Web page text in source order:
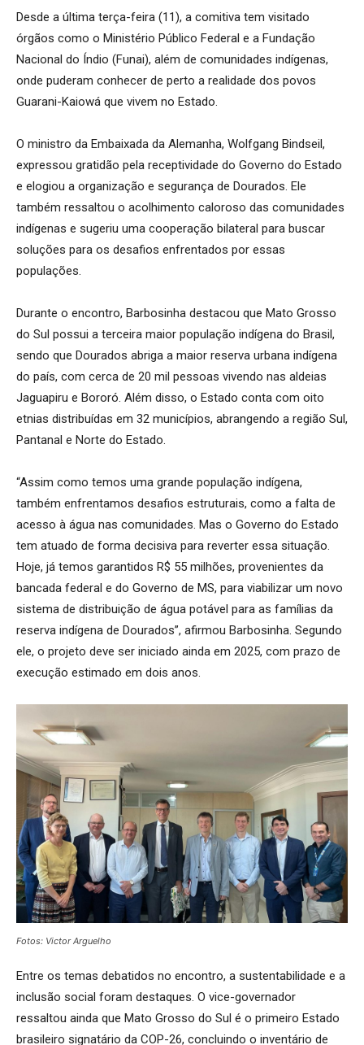
Desde a última terça-feira (11), a comitiva tem visitado
órgãos como o Ministério Público Federal e a Fundação
Nacional do Índio (Funai), além de comunidades indígenas,
onde puderam conhecer de perto a realidade dos povos
Guarani-Kaiowá que vivem no Estado.
O ministro da Embaixada da Alemanha, Wolfgang Bindseil,
expressou gratidão pela receptividade do Governo do Estado
e elogiou a organização e segurança de Dourados. Ele
também ressaltou o acolhimento caloroso das comunidades
indígenas e sugeriu uma cooperação bilateral para buscar
soluções para os desafios enfrentados por essas
populações.
Durante o encontro, Barbosinha destacou que Mato Grosso
do Sul possui a terceira maior população indígena do Brasil,
sendo que Dourados abriga a maior reserva urbana indígena
do país, com cerca de 20 mil pessoas vivendo nas aldeias
Jaguapiru e Bororó. Além disso, o Estado conta com oito
etnias distribuídas em 32 municípios, abrangendo a região Sul,
Pantanal e Norte do Estado.
“Assim como temos uma grande população indígena,
também enfrentamos desafios estruturais, como a falta de
acesso à água nas comunidades. Mas o Governo do Estado
tem atuado de forma decisiva para reverter essa situação.
Hoje, já temos garantidos R$ 55 milhões, provenientes da
bancada federal e do Governo de MS, para viabilizar um novo
sistema de distribuição de água potável para as famílias da
reserva indígena de Dourados”, afirmou Barbosinha. Segundo
ele, o projeto deve ser iniciado ainda em 2025, com prazo de
execução estimado em dois anos.
Fotos: Victor Arguelho
Entre os temas debatidos no encontro, a sustentabilidade e a
inclusão social foram destaques. O vice-governador
ressaltou ainda que Mato Grosso do Sul é o primeiro Estado
brasileiro signatário da COP-26, concluindo o inventário de